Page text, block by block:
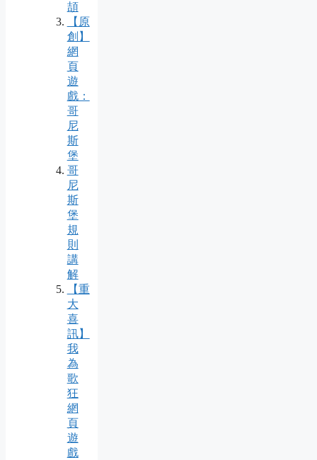
頡
【原
創】
網
頁
遊
戲：
哥
尼
斯
堡
哥
尼
斯
堡
規
則
講
解
【重
大
喜
訊】
我
為
歌
狂
網
頁
遊
戲